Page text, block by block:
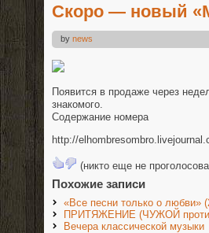
Скоро — новый
by news
Появится в продаже через
знакомого.
Содержание номера
http://
(никто еще не
Похожие записи
«Все песни только о любви»
ПРИТЯЖЕНИЕ (ЧУЖОЙ
Вечера классической музыки